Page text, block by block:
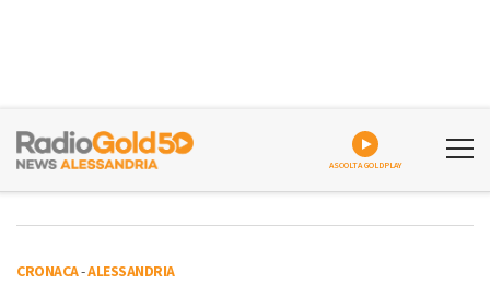
ASCOLTA GOLDPLAY
CRONACA-ALESSANDRIA